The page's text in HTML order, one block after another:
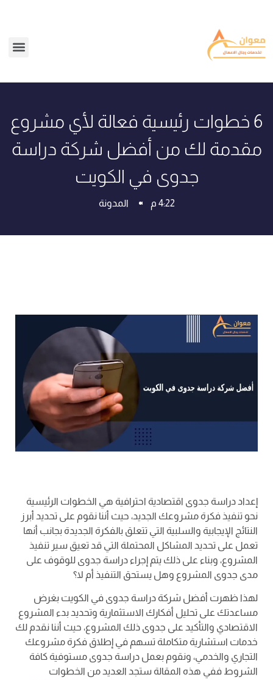
6 خطوات رئيسية فعالة لأي مشروع
مقدمة لك من أفضل شركة دراسة
جدوى في الكويت
4:22 م المدونة
إعداد دراسة جدوى اقتصادية احترافية هي الخطوات الرئيسية
نحو تنفيذ فكرة مشروعك الجديد، حيث أننا نقوم على تحديد أبرز
النتائج الإيجابية والسلبية التي تتعلق بالفكرة الجديدة بجانب أنها
تعمل على تحديد المشاكل المحتملة التي قد تعيق سير تنفيذ
المشروع، وبناء على ذلك يتم إجراء دراسة جدوى للوقوف على
مدى جدوى المشروع وهل يستحق التنفيذ أم لا؟
لهذا ظهرت أفضل شركة دراسة جدوى في الكويت بغرض
مساعدتك على تحليل أفكارك الاستثمارية وتحديد بدء المشروع
الاقتصادي والتأكيد على جدوى ذلك المشروع، حيث أننا نقدم لك
خدمات استشارية متكاملة تسهم في إطلاق فكرة مشروعك
التجاري والخدمي، ونقوم بعمل دراسة جدوى مستوفية كافة
الشروط ففي هذه المقالة ستجد العديد من الخطوات